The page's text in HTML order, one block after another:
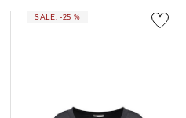
SALE: -25 %